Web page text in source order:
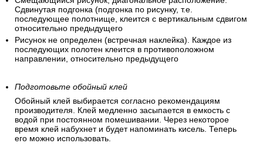
Сдвинутая подгонка (подгонка по рисунку, т.е.
последующее полотнище, клеится с вертикальным сдвигом
относительно предыдущего
Рисунок не определен (встречная наклейка). Каждое из
последующих полотен клеится в противоположном
направлении, относительно предыдущего
Подготовьте обойный клей
Обойный клей выбирается согласно рекомендациям
производителя. Клей медленно засыпается в емкость с
водой при постоянном помешивании. Через некоторое
время клей набухнет и будет напоминать кисель. Теперь
его можно использовать.